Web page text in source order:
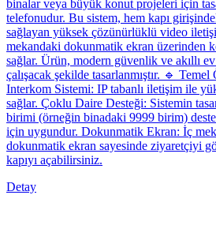
binalar veya büyük konut projeleri için
telefonudur. Bu sistem, hem kapı
sağlayan yüksek çözünürlüklü video
mekandaki dokunmatik ekran üzerinden
sağlar. Ürün, modern güvenlik ve akıllı
çalışacak şekilde tasarlanmıştır. 🔹
Interkom Sistemi: IP tabanlı iletişim ile
sağlar. Çoklu Daire Desteği: Sistemin
birimi (örneğin binadaki 9999 birim)
için uygundur. Dokunmatik Ekran: İç
dokunmatik ekran sayesinde ziyaretçiyi
kapıyı açabilirsiniz.
Detay